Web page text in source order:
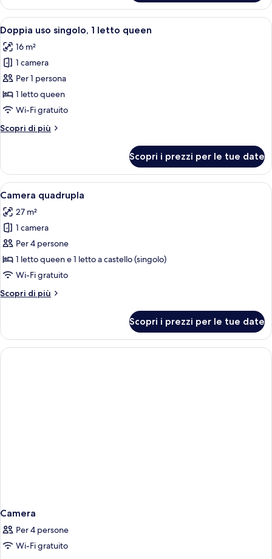
Standard,
accessibile
ai
disabili
Apri
tutte
le
foto
per
Doppia
uso
1
Una camera da letto moderna con
9
Doppia uso singolo, 1 letto queen
16 m²
1 camera
Per 1 persona
1 letto queen
Wi-Fi gratuito
Scopri di più
Altri
uso
singolo,
1
queen
Scopri i prezzi per le tue date
Apri
tutte
le
foto
per
Camera
quadrupla
Camera da letto moderna con un
5
Camera quadrupla
27 m²
1 camera
Per 4 persone
1 letto queen e 1 letto a castello (singolo)
Wi-Fi gratuito
Scopri di più
Altri
quadrupla
Scopri i prezzi per le tue date
Camera
Per 4 persone
Wi-Fi gratuito